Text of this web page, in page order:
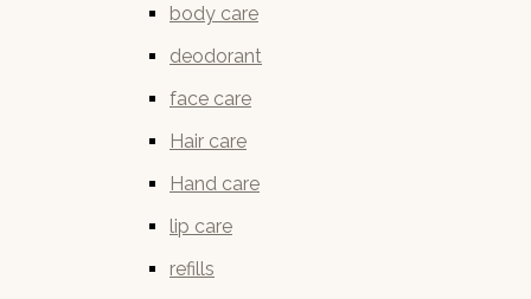
body care
deodorant
face care
Hair care
Hand care
lip care
refills